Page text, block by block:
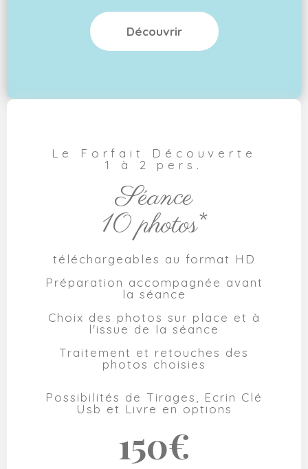
Découvrir
Le Forfait Découverte
1 à 2 pers.
Séance
10 photos*
téléchargeables au format HD
Préparation accompagnée avant
la séance
Choix des photos sur place et à
l'issue de la séance
Traitement et retouches des
photos choisies
Possibilités de Tirages, Ecrin Clé
Usb et Livre en options
150€